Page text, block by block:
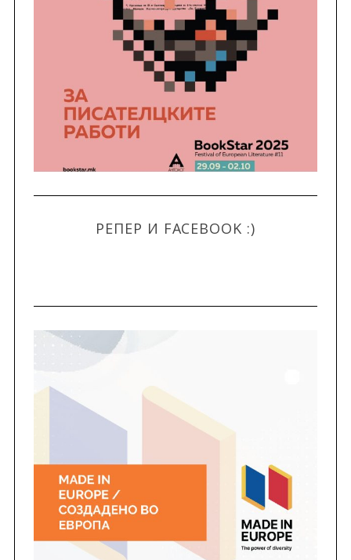
РЕПЕР И FACEBOOK :)